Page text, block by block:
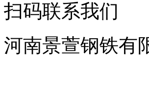
扫码联系我们
河南景萱钢铁有